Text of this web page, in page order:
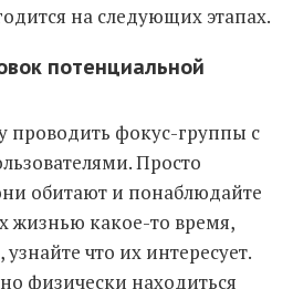
на следующих этапах.
потенциальной
проводить фокус-группы с
Просто
обитают и понаблюдайте
жизнью какое-то время,
что их интересует.
физически находиться